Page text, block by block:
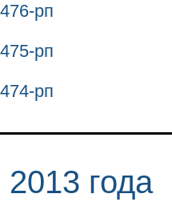
рп
рп
рп
года